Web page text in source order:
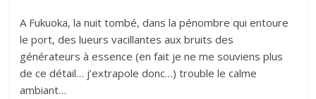
A Fukuoka, la nuit tombé, dans la pénombre qui entoure
le port, des lueurs vacillantes aux bruits des
générateurs à essence (en fait je ne me souviens plus
de ce détail… j’extrapole donc…) trouble le calme
ambiant…